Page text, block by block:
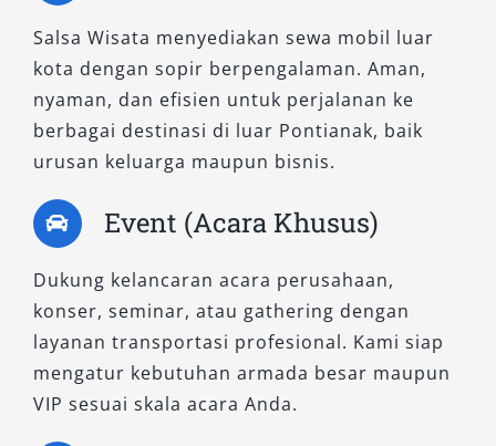
Salsa Wisata menyediakan sewa mobil luar
kota dengan sopir berpengalaman. Aman,
nyaman, dan efisien untuk perjalanan ke
berbagai destinasi di luar Pontianak, baik
urusan keluarga maupun bisnis.
Event (Acara Khusus)
Dukung kelancaran acara perusahaan,
konser, seminar, atau gathering dengan
layanan transportasi profesional. Kami siap
mengatur kebutuhan armada besar maupun
VIP sesuai skala acara Anda.